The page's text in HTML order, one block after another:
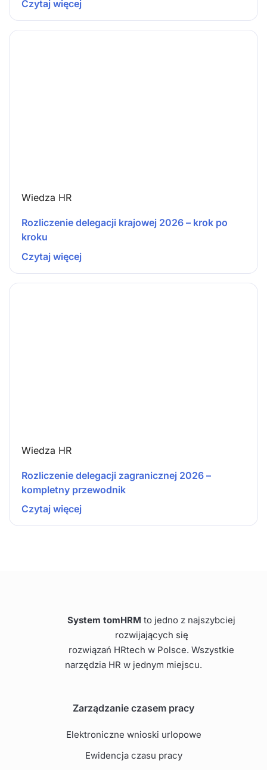
Czytaj więcej
Wiedza HR
Rozliczenie delegacji krajowej 2026 – krok po
kroku
Czytaj więcej
Wiedza HR
Rozliczenie delegacji zagranicznej 2026 –
kompletny przewodnik
Czytaj więcej
System tomHRM to jedno z najszybciej
rozwijających się
rozwiązań HRtech w Polsce. Wszystkie
narzędzia HR w jednym miejscu.
Zarządzanie czasem pracy
Elektroniczne wnioski urlopowe
Ewidencja czasu pracy